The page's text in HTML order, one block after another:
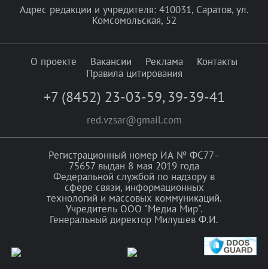
Адрес редакции и учредителя: 410031, Саратов, ул.
Комсомольская, 52
О проекте Вакансии Реклама
Контакты
Правила цитирования
+7 (8452) 23-03-59, 39-39-41
red.vzsar@gmail.com
Регистрационный номер ИА № ФС77–
75657 выдан 8 мая 2019 года
Федеральной службой по надзору в
сфере связи, информационных
технологий и массовых коммуникаций.
Учредитель ООО "Медиа Мир".
Генеральный директор Милушев Ф.И.